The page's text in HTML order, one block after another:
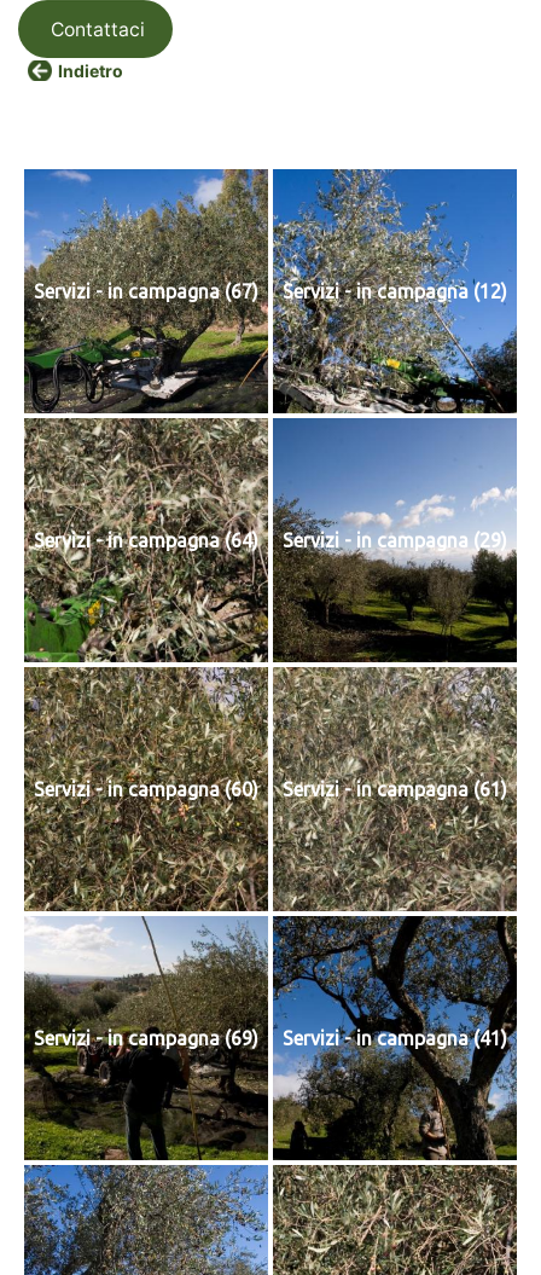
Contattaci
Indietro
Servizi - in campagna (67) Servizi - in campagna (12)
Servizi - in campagna (64) Servizi - in campagna (29)
Servizi - in campagna (60) Servizi - in campagna (61)
Servizi - in campagna (69) Servizi - in campagna (41)